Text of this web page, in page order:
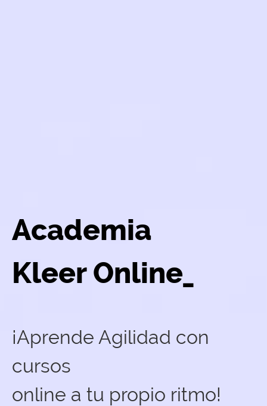
Academia
Kleer Online_
¡Aprende Agilidad con
cursos
online a tu propio ritmo!